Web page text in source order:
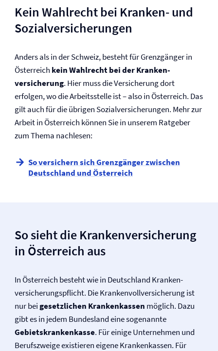
Kein Wahlrecht bei Kranken- und
Sozial­versicherungen
Anders als in der Schweiz, besteht für Grenzgänger in
Österreich kein Wahlrecht bei der Kranken­
versicherung. Hier muss die Versicherung dort
erfolgen, wo die Arbeitsstelle ist – also in Österreich. Das
gilt auch für die übrigen Sozial­versicherungen. Mehr zur
Arbeit in Österreich können Sie in unserem Ratgeber
zum Thema nachlesen:
So versichern sich Grenzgänger zwischen
Deutschland und Österreich
So sieht die Kranken­versicherung
in Österreich aus
In Österreich besteht wie in Deutschland Kranken­
versicherungspflicht. Die Krankenvoll­versicherung ist
nur beigesetzlichen Krankenkassen möglich. Dazu
gibt es in jedem Bundesland eine sogenannte
Gebietskrankenkasse. Für einige Unternehmen und
Berufszweige existieren eigene Krankenkassen. Für